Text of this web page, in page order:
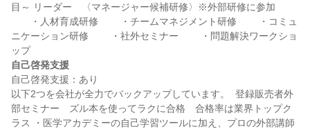
目～ リーダー　〈マネージャー候補研修〉※外部研修に参加
・人材育成研修 　　・チームマネジメント研修 　　・コミュ
ニケーション研修 　　・社外セミナー 　　・問題解決ワークショ
自己啓発支援
自己啓発支援：あり
以下2つを会社が全力でバックアップしています。  登録販売者外
部セミナー　ズル本を使ってラクに合格　合格率は業界トップク
ラス ・医学アカデミーの自己学習ツールに加え、プロの外部講師